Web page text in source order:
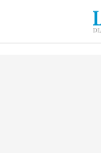
SUCESOS